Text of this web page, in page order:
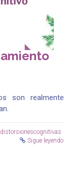
son realmente
distorsionescognitivas
Sigue leyendo